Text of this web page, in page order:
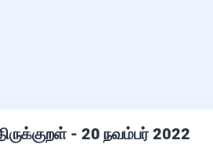
- 20 நவம்பர் 2022